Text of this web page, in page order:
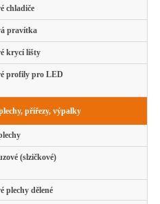
chladiče
pravítka
krycí lišty
profily pro LED
přířezy, výpalky
(slzičkové)
plechy dělené